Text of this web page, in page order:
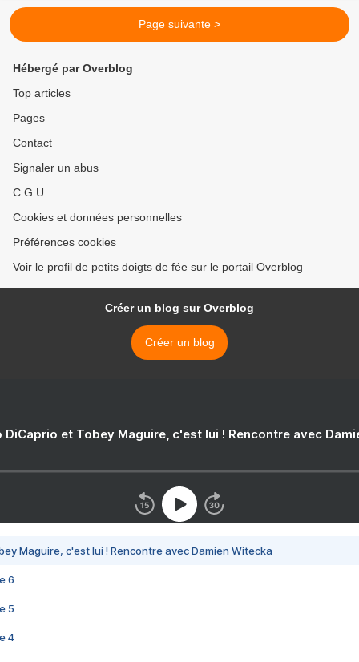
Page suivante >
Hébergé par Overblog
Top articles
Pages
Contact
Signaler un abus
C.G.U.
Cookies et données personnelles
Préférences cookies
Voir le profil de petits doigts de fée sur le portail Overblog
Créer un blog sur Overblog
Créer un blog
DiCaprio et Tobey Maguire, c'est lui ! Rencontre avec
Maguire, c'est lui ! Rencontre avec Damien Witecka
6
5
4